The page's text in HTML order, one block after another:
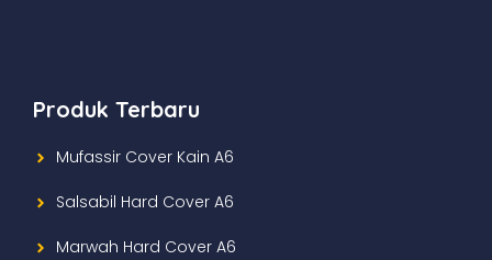
Produk Terbaru
Mufassir Cover Kain A6
Salsabil Hard Cover A6
Marwah Hard Cover A6